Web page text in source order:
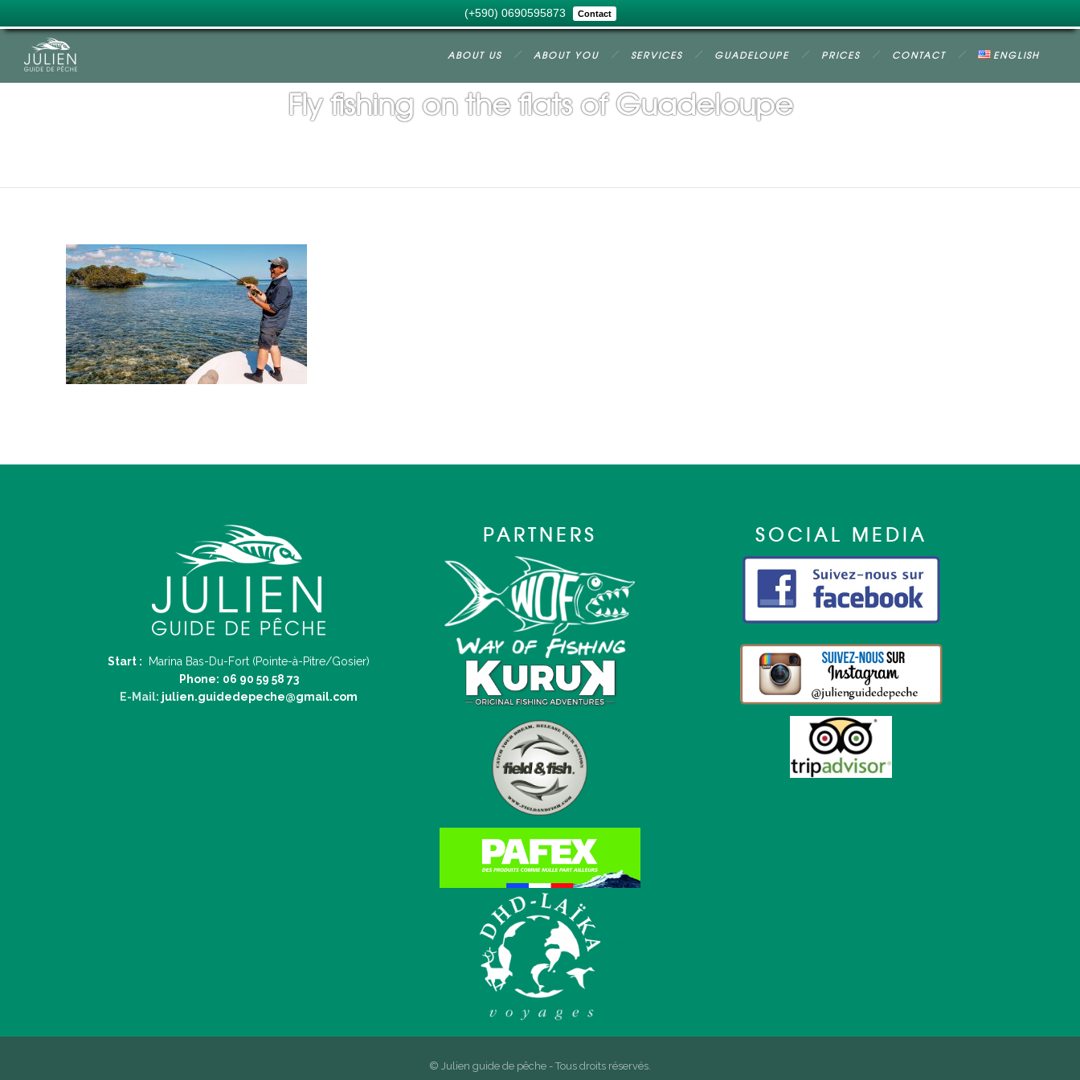
(+590) 0690595873 Contact
ABOUT US ABOUT YOU SERVICES GUADELOUPE PRICES CONTACT ENGLISH
Fly fishing on the flats of Guadeloupe
Start :
Marina Bas-Du-Fort (Pointe-à-Pitre/Gosier)
Phone: 06 90 59 58 73
E-Mail: julien.guidedepeche@gmail.com
PARTNERS SOCIAL MEDIA
© Julien guide de pêche - Tous droits réservés.